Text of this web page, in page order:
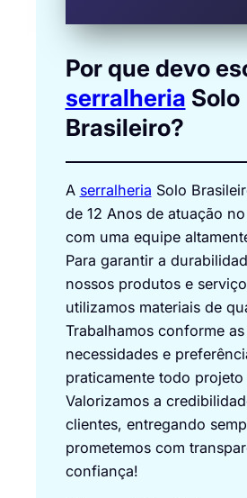
Por que devo
serralheria Solo
Brasileiro?
A serralheria Solo
de 12 Anos de atuação
com uma equipe
Para garantir a
nossos produtos e
utilizamos materiais de
Trabalhamos conforme as
necessidades e
praticamente todo
Valorizamos a
clientes, entregando
prometemos com
confiança!